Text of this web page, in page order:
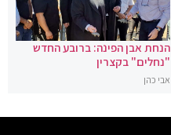
הנחת אבן הפינה: ברובע החדש
"נחלים" בקצרין
אבי כהן